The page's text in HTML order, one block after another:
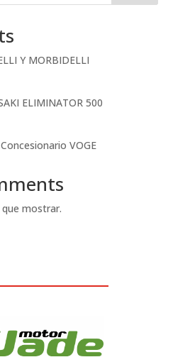
Y MORBIDELLI
ELIMINATOR 500
VOGE
mostrar.